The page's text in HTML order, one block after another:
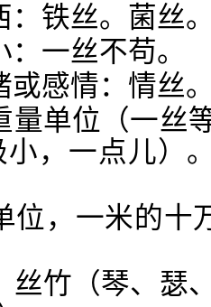
铁丝。菌丝
一丝不苟。
感情：情丝
单位（一丝
小，一点儿）
，一米的十
竹（琴、瑟